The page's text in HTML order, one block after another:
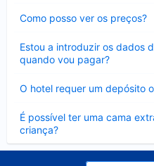
Como posso ver os preços?
fechado
Estou a introduzir os dados
quando vou pagar?
fechado
O hotel requer um depósito
fechado
É possível ter uma cama
criança?
Elemento
fechado